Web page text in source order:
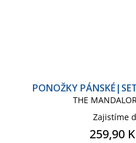
PONOŽKY
THE
Zajistíme
259,90